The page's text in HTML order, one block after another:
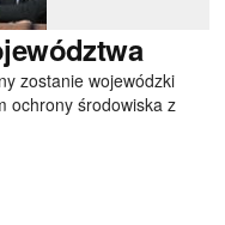
zostanie wojewódzki
ochrony środowiska z